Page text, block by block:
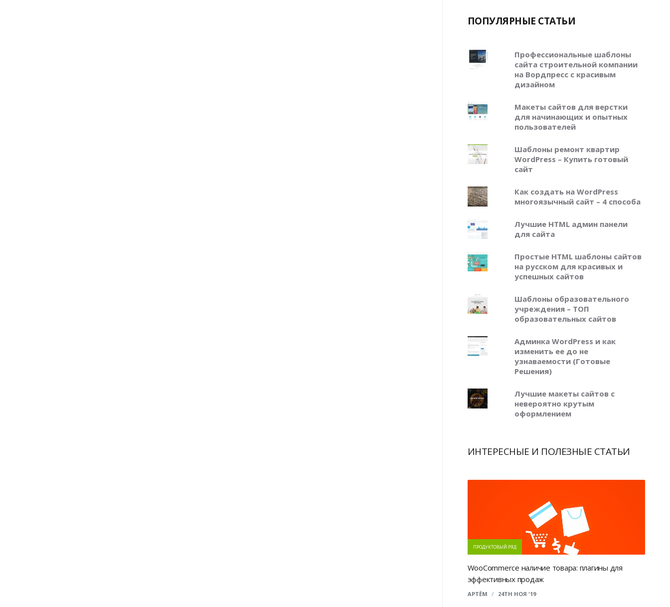
ПОПУЛЯРНЫЕ СТАТЬИ
Профессиональные шаблоны
сайта строительной компании
на Вордпресс с красивым
дизайном
Макеты сайтов для верстки
для начинающих и опытных
пользователей
Шаблоны ремонт квартир
WordPress – Купить готовый
сайт
Как создать на WordPress
многоязычный сайт – 4 способа
Лучшие HTML админ панели
для сайта
Простые HTML шаблоны сайтов
на русском для красивых и
успешных сайтов
Шаблоны образовательного
учреждения – ТОП
образовательных сайтов
Админка WordPress и как
изменить ее до не
узнаваемости (Готовые
Решения)
Лучшие макеты сайтов с
невероятно крутым
оформлением
ИНТЕРЕСНЫЕ И ПОЛЕЗНЫЕ СТАТЬИ
ПРОДУКТОВЫЙ РЯД
WooCommerce наличие товара: плагины для
эффективных продаж
АРТЁМ / 24TH НОЯ '19